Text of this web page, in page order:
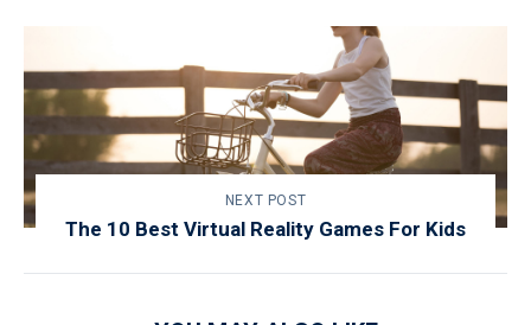
NEXT POST
The 10 Best Virtual Reality Games For Kids